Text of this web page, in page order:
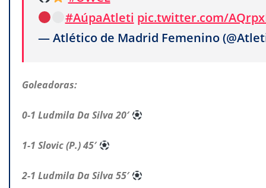
#AúpaAtleti pic.twitter.com/
— Atlético de Madrid Femenino
Goleadoras:
0-1 Ludmila Da Silva 20′
1-1 Slovic (P.) 45′
2-1 Ludmila Da Silva 55′